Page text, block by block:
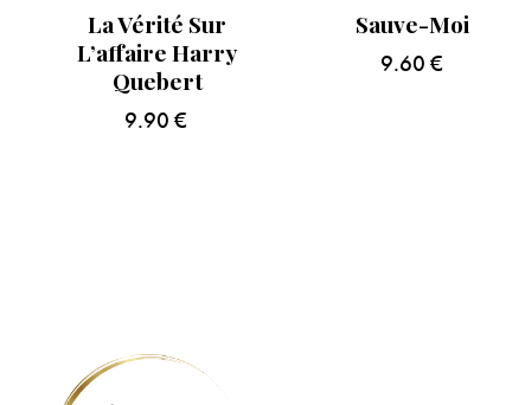
La Vérité Sur
L’affaire Harry
Quebert
9.90€
Sauve-Moi
9.60 €